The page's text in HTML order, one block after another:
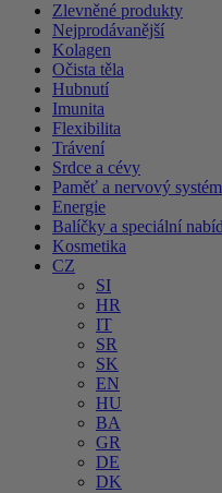
Zlevněné produkty
Nejprodávanější
Kolagen
Očista těla
Hubnutí
Imunita
Flexibilita
Trávení
Srdce a cévy
Paměť a nervový systém
Energie
Balíčky a speciální
Kosmetika
CZ
SI
HR
IT
SR
SK
EN
HU
BA
GR
DE
DK